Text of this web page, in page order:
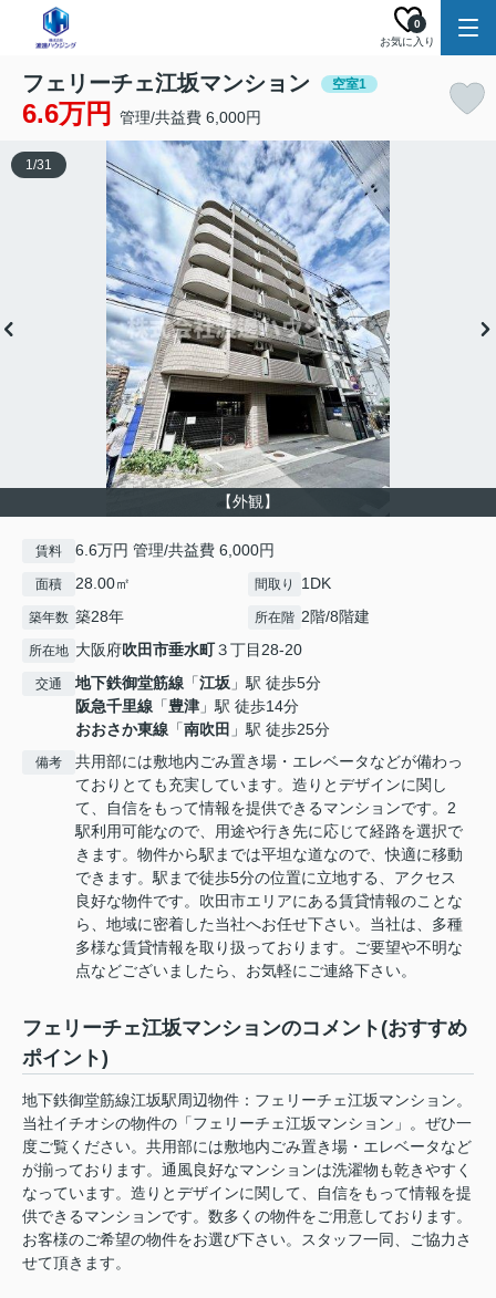
お気に入り
0
フェリーチェ江坂マンション 空室1
6.6万円 管理/共益費 6,000円
【外観】
1/31
賃料 6.6万円 管理/共益費 6,000円
面積 28.00㎡ 間取り 1DK
築年数 築28年 所在階 2階/8階建
所在地 大阪府吹田市垂水町３丁目28-20
交通 地下鉄御堂筋線 「江坂 」駅 徒歩5分
阪急千里線 「豊津 」駅 徒歩14分
おおさか東線 「南吹田 」駅 徒歩25分
備考
共用部には敷地内ごみ置き場・エレベータなどが備わっ
ておりとても充実しています。造りとデザインに関し
て、自信をもって情報を提供できるマンションです。2
駅利用可能なので、用途や行き先に応じて経路を選択で
きます。物件から駅までは平坦な道なので、快適に移動
できます。駅まで徒歩5分の位置に立地する、アクセス
良好な物件です。吹田市エリアにある賃貸情報のことな
ら、地域に密着した当社へお任せ下さい。当社は、多種
多様な賃貸情報を取り扱っております。ご要望や不明な
点などございましたら、お気軽にご連絡下さい。
フェリーチェ江坂マンションのコメント(おすすめ
ポイント)
地下鉄御堂筋線江坂駅周辺物件：フェリーチェ江坂マンション。
当社イチオシの物件の「フェリーチェ江坂マンション」。ぜひ一
度ご覧ください。共用部には敷地内ごみ置き場・エレベータなど
が揃っております。通風良好なマンションは洗濯物も乾きやすく
なっています。造りとデザインに関して、自信をもって情報を提
供できるマンションです。数多くの物件をご用意しております。
お客様のご希望の物件をお選び下さい。スタッフ一同、ご協力さ
せて頂きます。